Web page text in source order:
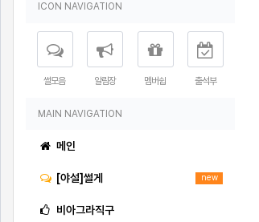
ICON NAVIGATION
썰모음 알림장 멤버쉽 출석부
MAIN NAVIGATION
메인
[야설]썰게 new
비아그라직구